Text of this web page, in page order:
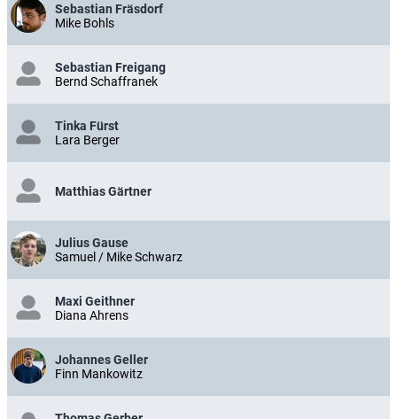
Sebastian Fräsdorf
Mike Bohls
Sebastian Freigang
Bernd Schaffranek
Tinka Fürst
Lara Berger
Matthias Gärtner
Julius Gause
Samuel / Mike Schwarz
Maxi Geithner
Diana Ahrens
Johannes Geller
Finn Mankowitz